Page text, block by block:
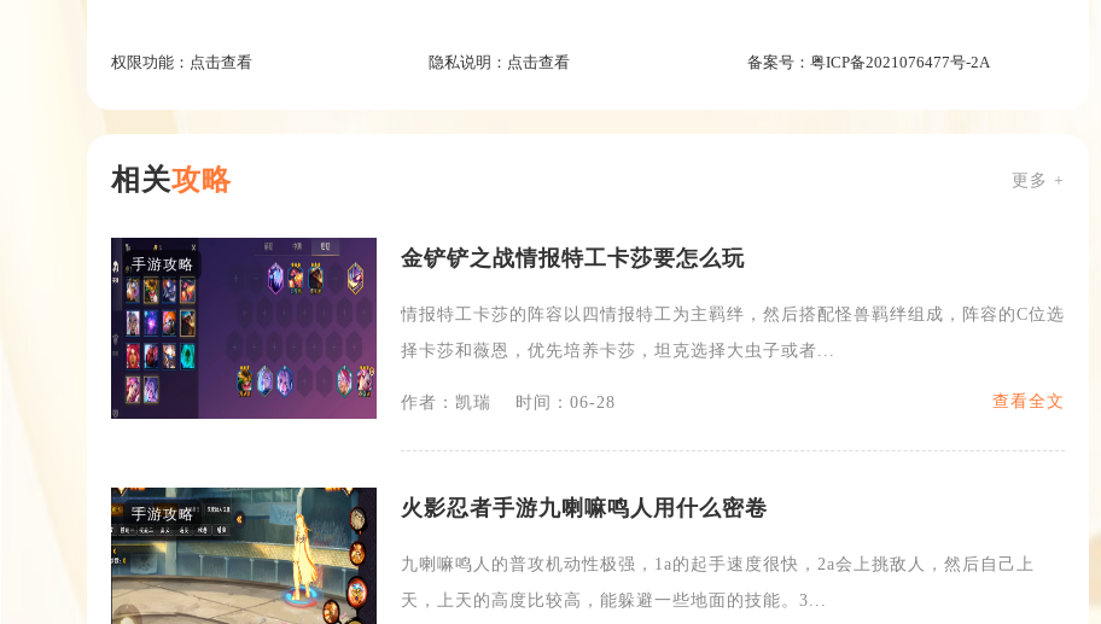
权限功能： 点击查看 隐私说明： 点击查看 备案号： 粤ICP备2021076477号-2A
相关攻略 更多 +
手游攻略 金铲铲之战情报特工卡莎要怎么玩
情报特工卡莎的阵容以四情报特工为主羁绊，然后搭配怪兽羁绊组成，阵容的C位选
择卡莎和薇恩，优先培养卡莎，坦克选择大虫子或者...
作者：凯瑞 时间：06-28 查看全文
手游攻略 火影忍者手游九喇嘛鸣人用什么密卷
九喇嘛鸣人的普攻机动性极强，1a的起手速度很快，2a会上挑敌人，然后自己上
天，上天的高度比较高，能躲避一些地面的技能。3...